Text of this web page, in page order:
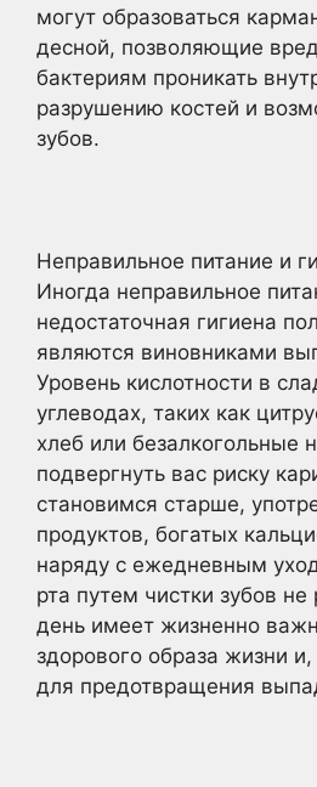
могут образоваться
десной, позволяющие
бактериям проникать
разрушению костей и
зубов.
Неправильное питание и
Иногда неправильное
недостаточная гигиена
являются виновниками
Уровень кислотности в
углеводах, таких как
хлеб или безалкогольные
подвергнуть вас риску
становимся старше,
продуктов, богатых
наряду с ежедневным
рта путем чистки зубов
день имеет жизненно
здорового образа жизни
для предотвращения